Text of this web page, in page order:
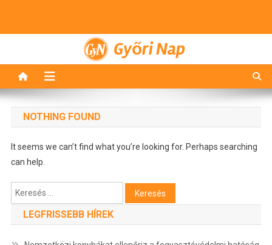
Győri Nap
NOTHING FOUND
It seems we can’t find what you’re looking for. Perhaps searching
can help.
Keresés:
LEGFRISSEBB HÍREK